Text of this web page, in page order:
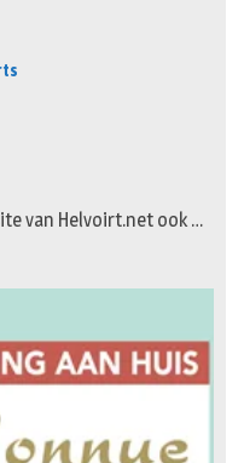
van Helvoirt.net ook …